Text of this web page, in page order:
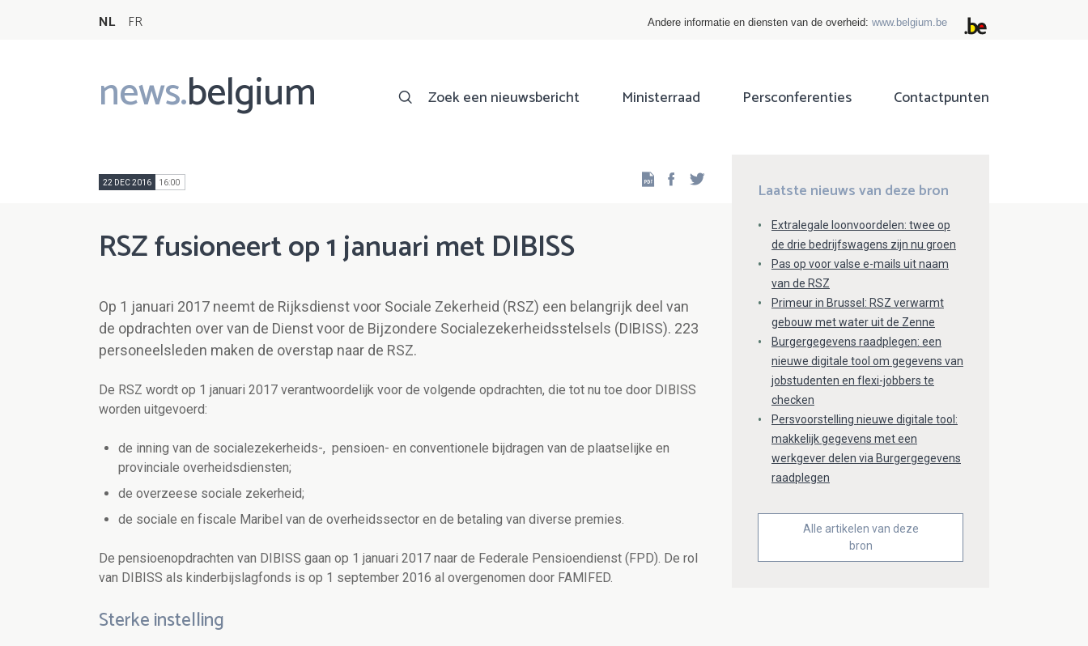
NL FR Andere informatie en diensten van de overheid: www.belgium.be
news.belgium
Main
navigation
Zoek een nieuwsbericht Ministerraad Persconferenties Contactpunten
22 DEC 2016 16:00 Facebook
RSZ fusioneert op 1 januari met DIBISS
Op 1 januari 2017 neemt de Rijksdienst voor Sociale Zekerheid (RSZ) een belangrijk deel van
de opdrachten over van de Dienst voor de Bijzondere Socialezekerheidsstelsels (DIBISS). 223
personeelsleden maken de overstap naar de RSZ.
De RSZ wordt op 1 januari 2017 verantwoordelijk voor de volgende opdrachten, die tot nu toe door DIBISS
worden uitgevoerd:
de inning van de socialezekerheids-, pensioen- en conventionele bijdragen van de plaatselijke en
provinciale overheidsdiensten;
de overzeese sociale zekerheid;
de sociale en fiscale Maribel van de overheidssector en de betaling van diverse premies.
De pensioenopdrachten van DIBISS gaan op 1 januari 2017 naar de Federale Pensioendienst (FPD). De rol
van DIBISS als kinderbijslagfonds is op 1 september 2016 al overgenomen door FAMIFED.
Sterke instelling
Laatste nieuws van deze bron
Extralegale loonvoordelen: twee op
de drie bedrijfswagens zijn nu groen
Pas op voor valse e-mails uit naam
van de RSZ
Primeur in Brussel: RSZ verwarmt
gebouw met water uit de Zenne
Burgergegevens raadplegen: een
nieuwe digitale tool om gegevens van
jobstudenten en flexi-jobbers te
checken
Persvoorstelling nieuwe digitale tool:
makkelijk gegevens met een
werkgever delen via Burgergegevens
raadplegen
Alle artikelen van deze
bron